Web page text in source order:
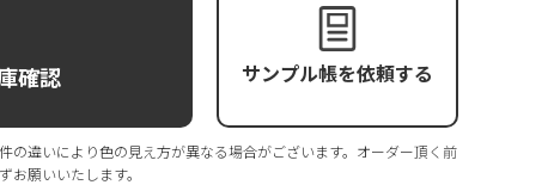
確認 サンプル帳を依頼する
違いにより色の見え方が異なる場合がございます。オーダー頂く前
お願いいたします。